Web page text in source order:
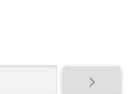
